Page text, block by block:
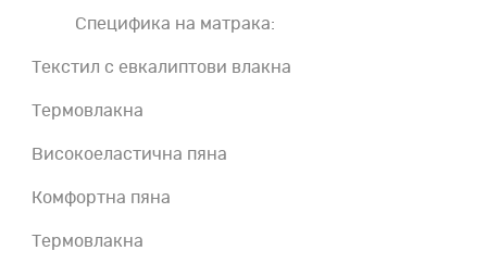
Специфика на матрака:
Текстил с евкалиптови влакна
Термовлакна
Високоеластична пяна
Комфортна пяна
Термовлакна